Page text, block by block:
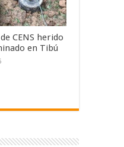
CENS herido
en Tibú